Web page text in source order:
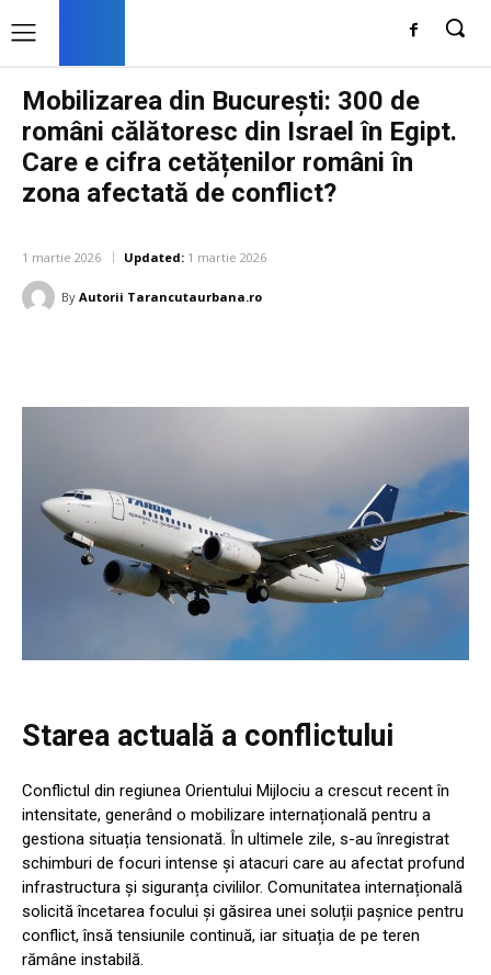
Mobilizarea din București: 300 de
români călătoresc din Israel în Egipt.
Care e cifra cetățenilor români în
zona afectată de conflict?
1 martie 2026 Updated: 1 martie 2026
By Autorii Tarancutaurbana.ro
Starea actuală a conflictului
Conflictul din regiunea Orientului Mijlociu a crescut recent în
intensitate, generând o mobilizare internațională pentru a
gestiona situația tensionată. În ultimele zile, s-au înregistrat
schimburi de focuri intense și atacuri care au afectat profund
infrastructura și siguranța civililor. Comunitatea internațională
solicită încetarea focului și găsirea unei soluții pașnice pentru
conflict, însă tensiunile continuă, iar situația de pe teren
rămâne instabilă.